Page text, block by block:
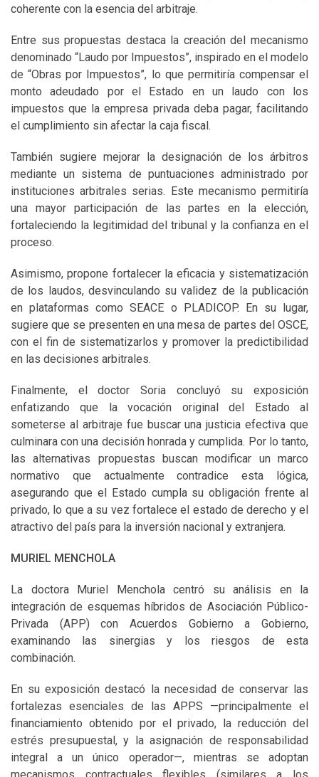
coherente con la esencia del arbitraje.
Entre sus propuestas destaca la creación del mecanismo
denominado “Laudo por Impuestos”, inspirado en el modelo
de “Obras por Impuestos”, lo que permitiría compensar el
monto adeudado por el Estado en un laudo con los
impuestos que la empresa privada deba pagar, facilitando
el cumplimiento sin afectar la caja fiscal.
También sugiere mejorar la designación de los árbitros
mediante un sistema de puntuaciones administrado por
instituciones arbitrales serias. Este mecanismo permitiría
una mayor participación de las partes en la elección,
fortaleciendo la legitimidad del tribunal y la confianza en el
proceso.
Asimismo, propone fortalecer la eficacia y sistematización
de los laudos, desvinculando su validez de la publicación
en plataformas como SEACE o PLADICOP. En su lugar,
sugiere que se presenten en una mesa de partes del OSCE,
con el fin de sistematizarlos y promover la predictibilidad
en las decisiones arbitrales.
Finalmente, el doctor Soria concluyó su exposición
enfatizando que la vocación original del Estado al
someterse al arbitraje fue buscar una justicia efectiva que
culminara con una decisión honrada y cumplida. Por lo tanto,
las alternativas propuestas buscan modificar un marco
normativo que actualmente contradice esta lógica,
asegurando que el Estado cumpla su obligación frente al
privado, lo que a su vez fortalece el estado de derecho y el
atractivo del país para la inversión nacional y extranjera.
MURIEL MENCHOLA
La doctora Muriel Menchola centró su análisis en la
integración de esquemas híbridos de Asociación Público-
Privada (APP) con Acuerdos Gobierno a Gobierno,
examinando las sinergias y los riesgos de esta
combinación.
En su exposición destacó la necesidad de conservar las
fortalezas esenciales de las APPS —principalmente el
financiamiento obtenido por el privado, la reducción del
estrés presupuestal, y la asignación de responsabilidad
integral a un único operador—, mientras se adoptan